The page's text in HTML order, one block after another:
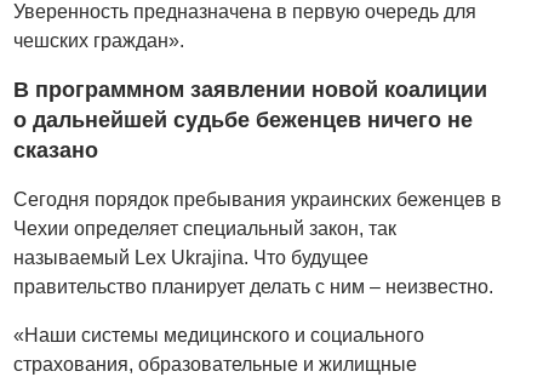
Уверенность предназначена в первую очередь для
чешских граждан».
В программном заявлении новой коалиции
о дальнейшей судьбе беженцев ничего не
сказано
Сегодня порядок пребывания украинских беженцев в
Чехии определяет специальный закон, так
называемый Lex Ukrajina. Что будущее
правительство планирует делать с ним – неизвестно.
«Наши системы медицинского и социального
страхования, образовательные и жилищные